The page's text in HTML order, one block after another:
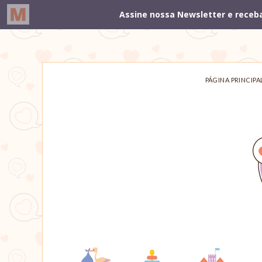
PÁGINA PRINCIPAL